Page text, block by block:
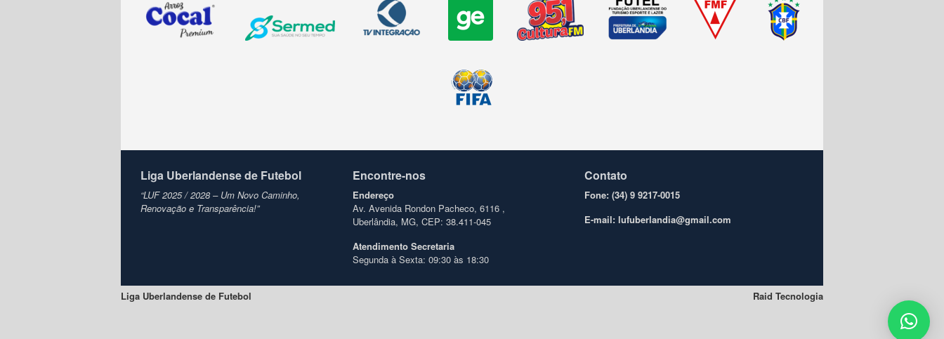
Liga Uberlandense de Futebol
“LUF 2025 / 2028 – Um Novo Caminho,
Renovação e Transparência!”
Encontre-nos
Endereço
Av. Avenida Rondon Pacheco, 6116 ,
Uberlândia, MG, CEP: 38.411-045
Atendimento Secretaria
Segunda à Sexta: 09:30 às 18:30
Contato
Fone: (34) 9 9217-0015
E-mail: lufuberlandia@gmail.com
Liga Uberlandense de Futebol Raid Tecnologia